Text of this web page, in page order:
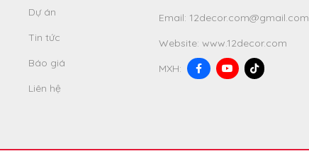
Dự án
Tin tức
Báo giá
Liên hệ
Email: 12decor.com@gmail.com
Website: www.12decor.com
MXH: